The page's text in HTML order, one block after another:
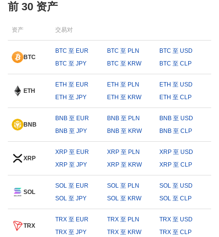
前 30 资产
资产 交易对
BTC
BTC 至 EUR BTC 至 PLN
BTC 至 USD
BTC 至 JPY
BTC 至 KRW BTC 至 CLP
ETH
ETH 至 EUR ETH 至 PLN
ETH 至 USD
ETH 至 JPY
ETH 至 KRW ETH 至 CLP
BNB
BNB 至 EUR BNB 至 PLN
BNB 至 USD
BNB 至 JPY
BNB 至 KRW BNB 至 CLP
XRP
XRP 至 EUR XRP 至 PLN
XRP 至 USD
XRP 至 JPY
XRP 至 KRW XRP 至 CLP
SOL
SOL 至 EUR SOL 至 PLN
SOL 至 USD
SOL 至 JPY
SOL 至 KRW SOL 至 CLP
TRX
TRX 至 EUR TRX 至 PLN
TRX 至 USD
TRX 至 JPY
TRX 至 KRW TRX 至 CLP